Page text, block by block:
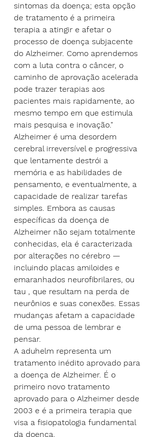
sintomas da doença; esta opção
de tratamento é a primeira
terapia a atingir e afetar o
processo de doença subjacente
do Alzheimer. Como aprendemos
com a luta contra o câncer, o
caminho de aprovação acelerada
pode trazer terapias aos
pacientes mais rapidamente, ao
mesmo tempo em que estimula
mais pesquisa e inovação."
Alzheimer é uma desordem
cerebral irreversível e progressiva
que lentamente destrói a
memória e as habilidades de
pensamento, e eventualmente, a
capacidade de realizar tarefas
simples. Embora as causas
específicas da doença de
Alzheimer não sejam totalmente
conhecidas, ela é caracterizada
por alterações no cérebro —
incluindo placas amiloides e
emaranhados neurofibrilares, ou
tau , que resultam na perda de
neurônios e suas conexões. Essas
mudanças afetam a capacidade
de uma pessoa de lembrar e
pensar.
A aduhelm representa um
tratamento inédito aprovado para
a doença de Alzheimer. É o
primeiro novo tratamento
aprovado para o Alzheimer desde
2003 e é a primeira terapia que
visa a fisiopatologia fundamental
da doença.